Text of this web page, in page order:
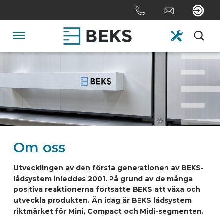
to
Jump
the
navigation
OM OSS
SKRÄDDARSYDD
SEKTORERNA
Om oss
Utvecklingen av den första generationen av BEKS-
lådsystem inleddes 2001. På grund av de många
positiva reaktionerna fortsatte BEKS att växa och
utveckla produkten. Än idag är BEKS lådsystem
riktmärket för Mini, Compact och Midi-segmenten.